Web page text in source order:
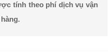
tính theo phí dịch vụ vận